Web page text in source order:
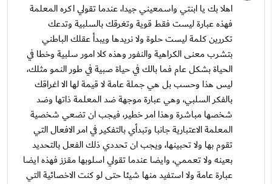
اهلا بك يا ابنتي واسمعيني جيدا، عندما تقولي اكره المعلمة
فهذه عبارة ليست فقط قوية وتغرقك بالسلبية وتدعك
تكررين كلمة ليست حلوة ولا نريدها ويبدأ عقلك الباطني
بتشرب معنى الكراهية والنفور وهذه كلا امور سلبية وخطا في
الحياة بشكل عام فما بالك في حياة صبية في طور النمو مثلك،
ليس هذا وحسب بل هي جملة عامة لا قيمة لها الا اغراقك
بالفكر السلبي، وهي عبارة موجهة ضد المعلمة ذاتها وضد
شخصها مباشرة وهذا امر خطير، فيجب ان تضعي شخصية
المعلمة الاعتبارية جانبا وتبدأي بالتفكير في امر الافعال التي
تقوم بها ولا تحبينها، ويجب ان تحددي ذلك الفعل بالتحديد
بعينه ولا تعممي، وايضا عندما تقولي اسلوبها مقزز فهذه ايضا
عبارة عامة ولا استفيد منها شيئا حتى لو كنت الاخصائية التي